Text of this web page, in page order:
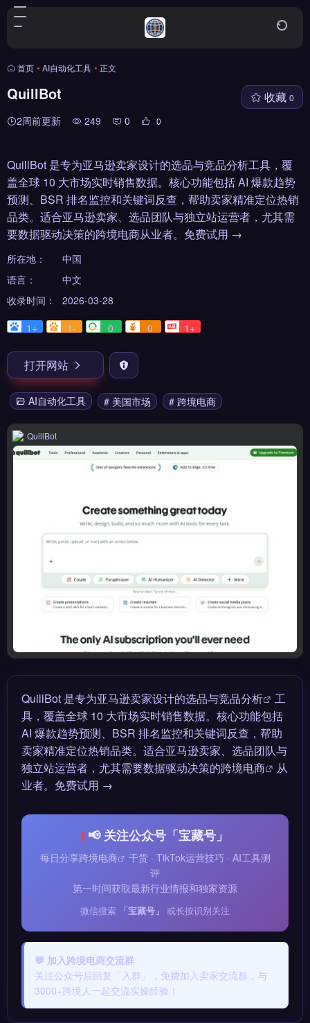
首页 • AI自动化工具 • 正文
QuillBot
2周前更新 249 0 0
收藏 0
QuillBot 是专为亚马逊卖家设计的选品与竞品分析工具，覆
盖全球 10 大市场实时销售数据。核心功能包括 AI 爆款趋势
预测、BSR 排名监控和关键词反查，帮助卖家精准定位热销
品类。适合亚马逊卖家、选品团队与独立站运营者，尤其需
要数据驱动决策的跨境电商从业者。免费试用 →
所在地：
中国
语言：
中文
收录时间：
2026-03-28
1+
1- 0 0 1+
打开网站
AI自动化工具 # 美国市场 # 跨境电商
QuillBot
QuillBot 是专为亚马逊卖家设计的选品与竞品分析
工
具，覆盖全球 10 大市场实时销售数据。核心功能包括
AI 爆款趋势预测、BSR 排名监控和关键词反查，帮助
卖家精准定位热销品类。适合亚马逊卖家、选品团队与
独立站运营者，尤其需要数据驱动决策的跨境电商
从
业者。免费试用 →
📢 关注公众号「宝藏号」
每日分享跨境电商
干货 · TikTok运营技巧 · AI工具测
评
第一时间获取最新行业情报和独家资源
微信搜索 「宝藏号」 或长按识别关注
💬 加入跨境电商交流群
关注公众号后回复「入群」，免费加入卖家交流群，与
3000+跨境人一起交流实操经验！